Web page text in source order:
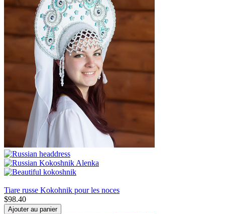
Tiare russe Kokohnik pour les noces
$98.40
Ajouter au panier